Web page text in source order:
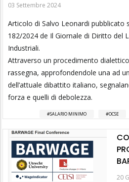
03 Settembre 2024
Articolo di Salvo Leonardi pubblicato
182/2024 de Il Giornale di Diritto del
Industriali.
Attraverso un procedimento
rassegna, approfondendole una ad
dell’attuale dibattito italiano,
forza e quelli di debolezza.
SALARIO MINIMO OCSE
20